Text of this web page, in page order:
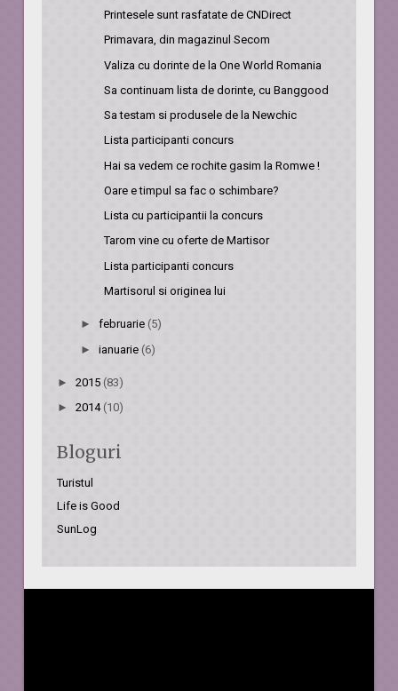
Printesele sunt rasfatate de CNDirect
Primavara, din magazinul Secom
Valiza cu dorinte de la One World Romania
Sa continuam lista de dorinte, cu Banggood
Sa testam si produsele de la Newchic
Lista participanti concurs
Hai sa vedem ce rochite gasim la Romwe !
Oare e timpul sa fac o schimbare?
Lista cu participantii la concurs
Tarom vine cu oferte de Martisor
Lista participanti concurs
Martisorul si originea lui
► februarie (5)
► ianuarie (6)
►2015(83)
►2014 (10)
Bloguri
Turistul
Life is Good
SunLog